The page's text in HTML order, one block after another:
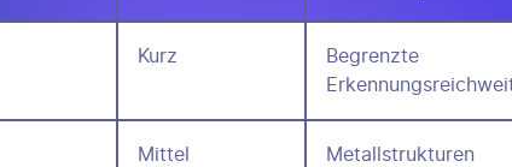
Kurz
Begrenzte
Mittel Metallstrukturen